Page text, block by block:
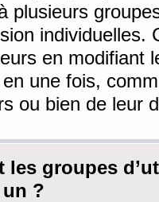
plusieurs
individuelles.
en modifiant
une fois,
ou bien de leur
les groupes
?